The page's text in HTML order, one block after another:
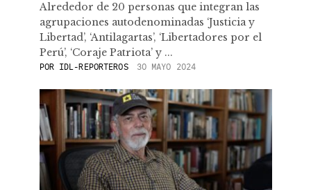
Alrededor de 20 personas que integran las
agrupaciones autodenominadas ‘Justicia y
Libertad’, ‘Antilagartas’, ‘Libertadores por el
Perú’, ‘Coraje Patriota’ y ...
POR IDL-REPORTEROS 30 MAYO 2024